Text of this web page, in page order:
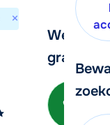
We
graag
Bel
×